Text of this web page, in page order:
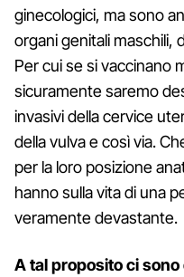
ginecologici, ma sono
organi genitali maschili,
Per cui se si vaccinano
sicuramente saremo
invasivi della cervice
della vulva e così via.
per la loro posizione
hanno sulla vita di una
veramente devastante.
A tal proposito ci